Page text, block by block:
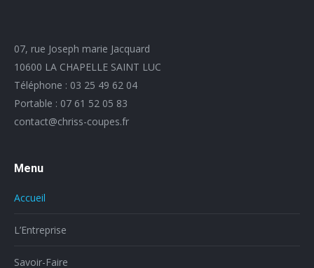
07, rue Joseph marie Jacquard
10600 LA CHAPELLE SAINT LUC
Téléphone : 03 25 49 62 04
Portable : 07 61 52 05 83
contact@chriss-coupes.fr
Menu
Accueil
L’Entreprise
Savoir-Faire